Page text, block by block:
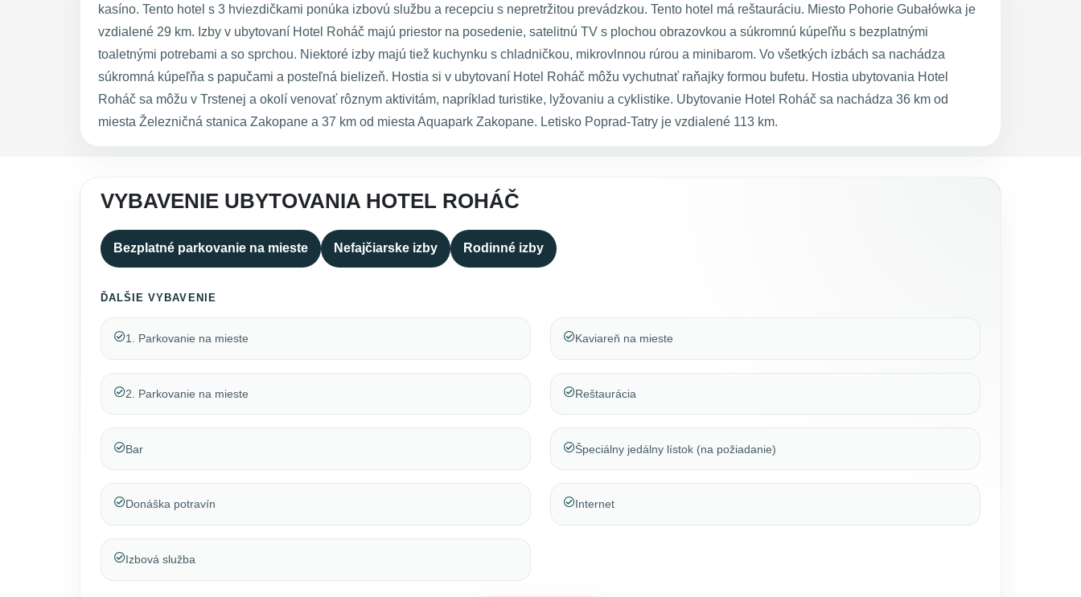
kasíno. Tento hotel s 3 hviezdičkami ponúka izbovú službu a recepciu s nepretržitou prevádzkou. Tento hotel má reštauráciu. Miesto Pohorie Gubałówka je
vzdialené 29 km. Izby v ubytovaní Hotel Roháč majú priestor na posedenie, satelitnú TV s plochou obrazovkou a súkromnú kúpeľňu s bezplatnými
toaletnými potrebami a so sprchou. Niektoré izby majú tiež kuchynku s chladničkou, mikrovlnnou rúrou a minibarom. Vo všetkých izbách sa nachádza
súkromná kúpeľňa s papučami a posteľná bielizeň. Hostia si v ubytovaní Hotel Roháč môžu vychutnať raňajky formou bufetu. Hostia ubytovania Hotel
Roháč sa môžu v Trstenej a okolí venovať rôznym aktivitám, napríklad turistike, lyžovaniu a cyklistike. Ubytovanie Hotel Roháč sa nachádza 36 km od
miesta Železničná stanica Zakopane a 37 km od miesta Aquapark Zakopane. Letisko Poprad-Tatry je vzdialené 113 km.
VYBAVENIE UBYTOVANIA HOTEL ROHÁČ
Bezplatné parkovanie na mieste Nefajčiarske izby Rodinné izby
ĎALŠIE VYBAVENIE
1. Parkovanie na mieste
2. Parkovanie na mieste
Bar
Donáška potravín
Izbová služba
Kaviareň na mieste
Reštaurácia
Špeciálny jedálny lístok (na požiadanie)
Internet